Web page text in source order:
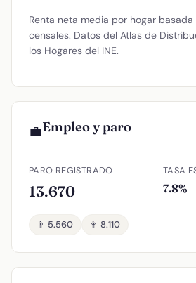
Renta neta media por hogar
censales. Datos del Atlas de
los Hogares del INE.
💼Empleo y paro
PARO REGISTRADO
13.670
TASA
7.8%
👨 5.560 👩 8.110